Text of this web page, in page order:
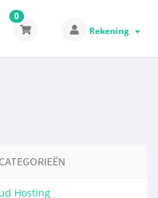
0
Rekening
Hosting